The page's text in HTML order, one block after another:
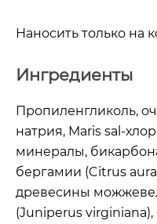
Наносить только на
Ингредиенты
Пропиленгликоль,
натрия, Maris sal-
минералы,
бергамии (Citrus
древесины
(Juniperus virginiana),